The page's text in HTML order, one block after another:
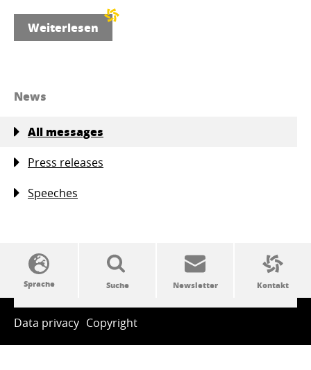
Weiterlesen
News
All messages
Press releases
Speeches
SSW-Politik von A bis Z
Data privacy Copyright